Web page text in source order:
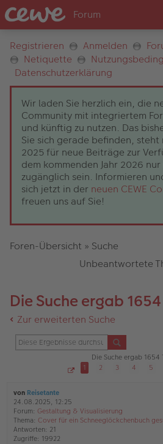
Registrieren Anmelden
Netiquette
Datenschutzerklärung
Wir laden Sie herzlich ein, die
Community mit integriertem
und künftig zu nutzen. Das
Sie sich gerade befinden, steht
2025 für neue Beiträge zur
dem kommenden Jahr 2026
zugänglich sein. Informieren
sich jetzt in der neuen CEWE
freuen uns auf Sie!
Foren-Übersicht » Suche
Unbeantwortete
Die Suche ergab
Zur erweiterten Suche
Die Suche ergab 1654
t
e
1
v
o
1 2 3 4 5
von Reisetante
24.08.2025, 12:25
Forum: Gestaltung & Visualisierung
Thema: Cover für ein Schneeglöckchenbuch
Antworten: 21
Zugriffe: 19922